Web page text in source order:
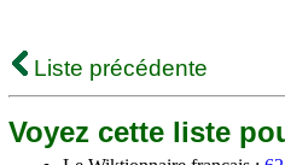
Liste précédente
Voyez cette liste